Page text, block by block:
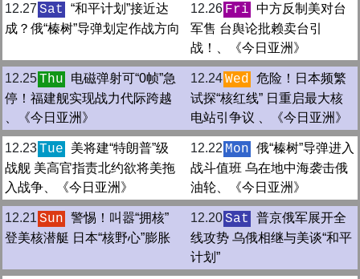
12.27 Sat
“和平计划”接近达
成？俄“榛树”导弹划定作战方向
12.26 Fri 中方反制美对台
军售 台舆论批赖卖台引
战！、《今日亚洲》
12.25Thu
电磁弹射可“0帧”急
停！福建舰实现战力代际跨越
、《今日亚洲》
12.24Wed 危险！日本频繁
试探“核红线” 日重启最大核
电站引争议 、《今日亚洲》
12.23Tue
美将建“特朗普”级
战舰 美高官指责北约欲将美拖
入战争、《今日亚洲》
12.22 Mon 俄“榛树”导弹进入
战斗值班 乌在地中海袭击俄
油轮、《今日亚洲》
12.21 Sun 警惕！叫嚣“拥核”
登美核潜艇 日本“核野心”膨胀
12.20Sat
普京俄军展开全
线攻势 乌俄相继与美谈“和平
计划”